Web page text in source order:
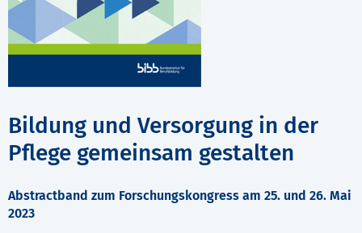
Bildung und Versorgung in der
Pflege gemeinsam gestalten
Abstractband zum Forschungskongress am 25. und 26. Mai
2023